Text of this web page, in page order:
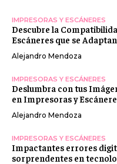
IMPRESORAS Y ESCÁNERES
Descubre la
Escáneres que se
Alejandro Mendoza
IMPRESORAS Y ESCÁNERES
Deslumbra con tus
en Impresoras y
Alejandro Mendoza
IMPRESORAS Y ESCÁNERES
Impactantes errores
sorprendentes en